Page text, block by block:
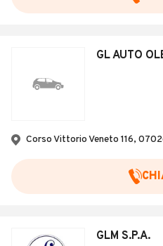
GL AUTO
Corso Vittorio Veneto 116,
GLM S.P.A.